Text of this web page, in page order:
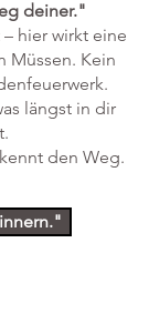
deiner."
hier wirkt eine
Müssen. Kein
längst in dir
den Weg.